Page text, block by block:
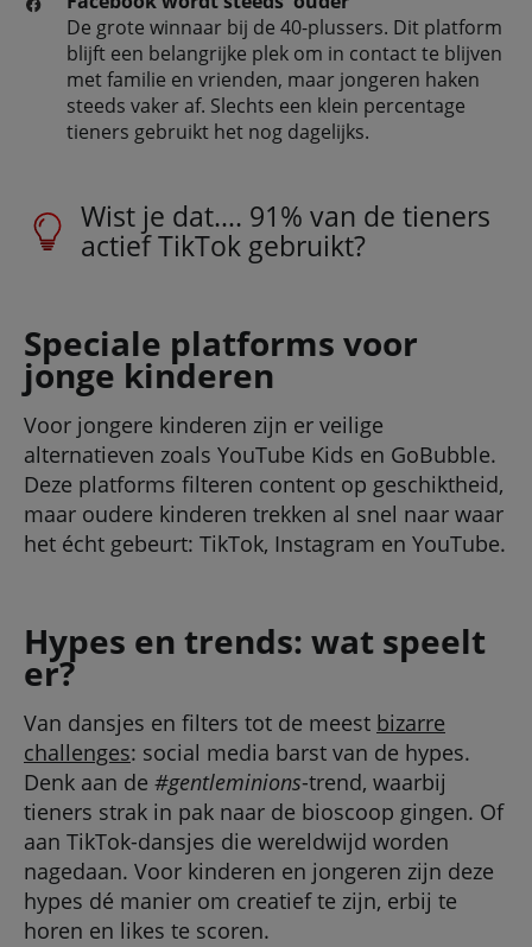
De grote winnaar bij de 40-plussers. Dit platform
blijft een belangrijke plek om in contact te blijven
met familie en vrienden, maar jongeren haken
steeds vaker af. Slechts een klein percentage
tieners gebruikt het nog dagelijks.
Wist je dat…. 91% van de tieners
actief TikTok gebruikt?
Speciale platforms voor
jonge kinderen
Voor jongere kinderen zijn er veilige
alternatieven zoals YouTube Kids en GoBubble.
Deze platforms filteren content op geschiktheid,
maar oudere kinderen trekken al snel naar waar
het écht gebeurt: TikTok, Instagram en YouTube.
Hypes en trends: wat speelt
er?
Van dansjes en filters tot de meest bizarre
challenges: social media barst van de hypes.
Denk aan de #gentleminions-trend, waarbij
tieners strak in pak naar de bioscoop gingen. Of
aan TikTok-dansjes die wereldwijd worden
nagedaan. Voor kinderen en jongeren zijn deze
hypes dé manier om creatief te zijn, erbij te
horen en likes te scoren.